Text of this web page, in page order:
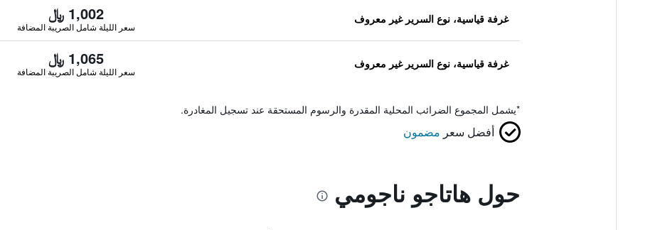
غرفة قياسية، نوع السرير غير معروف 1,002 ﷼
سعر الليلة شامل الصريبة المضافة
غرفة قياسية، نوع السرير غير معروف 1,065 ﷼
سعر الليلة شامل الصريبة المضافة
*يشمل المجموع الضرائب المحلية المقدرة والرسوم المستحقة عند تسجيل المغادرة.
أفضل سعر مضمون
حول هاتاجو ناجومي